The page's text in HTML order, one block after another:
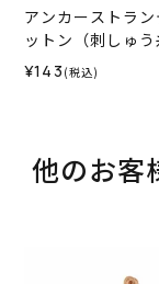
アンカーストラン
ットン（刺しゅ
012
¥143 (税込)
他のお客